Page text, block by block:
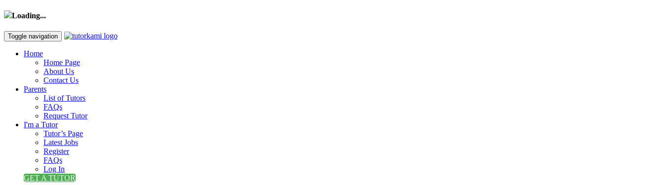
Loading...
Toggle navigation
Home
Home Page
About Us
Contact Us
Parents
List of Tutors
FAQs
Request Tutor
I'm a Tutor
Tutor’s Page
Latest Jobs
Register
FAQs
Log In
GET A TUTOR